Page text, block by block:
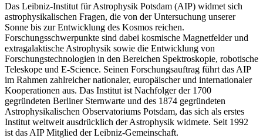
Das Leibniz-Institut für Astrophysik Potsdam (AIP) widmet sich
astrophysikalischen Fragen, die von der Untersuchung unserer
Sonne bis zur Entwicklung des Kosmos reichen.
Forschungsschwerpunkte sind dabei kosmische Magnetfelder und
extragalaktische Astrophysik sowie die Entwicklung von
Forschungstechnologien in den Bereichen Spektroskopie, robotische
Teleskope und E-Science. Seinen Forschungsauftrag führt das AIP
im Rahmen zahlreicher nationaler, europäischer und internationaler
Kooperationen aus. Das Institut ist Nachfolger der 1700
gegründeten Berliner Sternwarte und des 1874 gegründeten
Astrophysikalischen Observatoriums Potsdam, das sich als erstes
Institut weltweit ausdrücklich der Astrophysik widmete. Seit 1992
ist das AIP Mitglied der Leibniz-Gemeinschaft.